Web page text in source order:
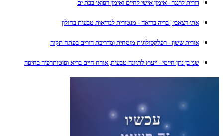
דורית לוינגר - אימון אישי לחיים ואימון רפואי בבת ים
אתי רצאבי | בריה בריאה - מנטורית לבריאות טבעית בחולון
אורית ששון - רפלקסולוגית מומחית ומדריכת הורים בפתח תקוה
שני בן נתן חיימי - ייעוץ לתזונה טבעית, אורח חיים בריא ופוטותרפיה בחיפה